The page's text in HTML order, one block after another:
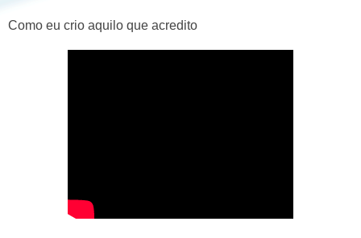
Como eu crio aquilo que acredito